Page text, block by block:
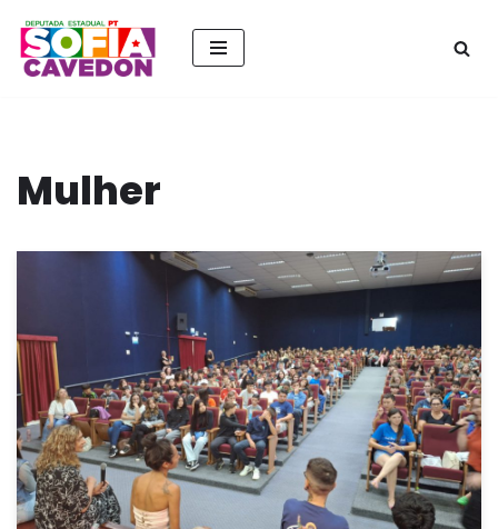
Pular
Mulher